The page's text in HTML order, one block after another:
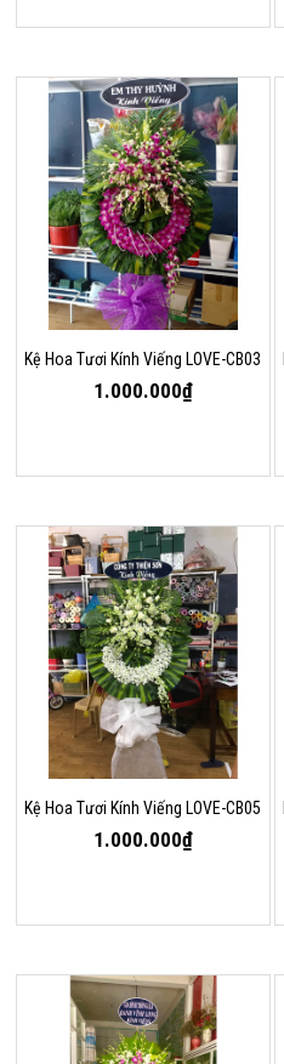
Kệ Hoa Tươi Kính Viếng LOVE-CB03
1.000.000₫
Kệ Hoa Tươi Kính Viếng LOVE-CB05
1.000.000₫